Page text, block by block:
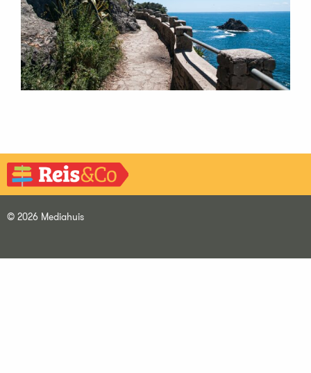
© 2026 Mediahuis